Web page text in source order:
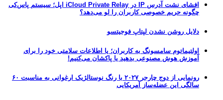
افشای نشت آدرس IP در iCloud Private Relay اپل؛ سیستم پاس‌کی
چگونه حریم خصوصی کاربران را لو می‌دهد؟
دلایل روشن نشدن لپتاپ فوجیتسو
اولتیماتوم سامسونگ به کاربران؛ یا اطلاعات سلامتی خود را برای
آموزش هوش مصنوعی بدهید یا پاکشان می‌کنیم!
رونمایی از دوج چارجر ۲۰۲۷ با رنگ نوستالژیک ارغوانی به مناسبت ۶۰
سالگی این عضله‌ساز آمریکایی